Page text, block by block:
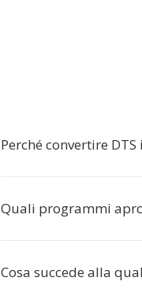
Perché convertire DTS
Quali programmi
Cosa succede alla